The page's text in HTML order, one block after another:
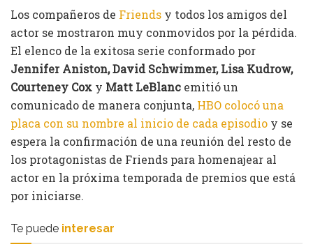
Los compañeros de Friends y todos los amigos del
actor se mostraron muy conmovidos por la pérdida.
El elenco de la exitosa serie conformado por
Jennifer Aniston, David Schwimmer, Lisa Kudrow,
Courteney Cox y Matt LeBlanc emitió un
comunicado de manera conjunta, HBO colocó una
placa con su nombre al inicio de cada episodio y se
espera la confirmación de una reunión del resto de
los protagonistas de Friends para homenajear al
actor en la próxima temporada de premios que está
por iniciarse.
Te puede interesar